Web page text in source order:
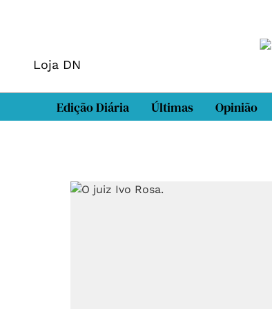
Loja DN
Edição Diária Últimas Opinião